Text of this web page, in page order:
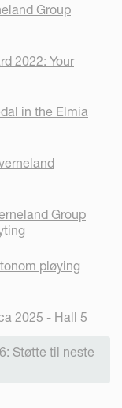
Group
2022: Your
in the Elmia
Group
pløying
2025 - Hall 5
Støtte til neste